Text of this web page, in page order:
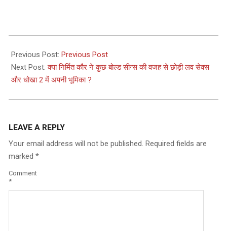
03-
04
Previous Post: Previous Post
Next Post:क्या निर्मित कौर ने कुछ बोल्ड सीन्स की वजह से छोड़ी लव सेक्स
और धोखा 2 में अपनी भूमिका ?
LEAVE A REPLY
Your email address will not be published. Required fields are
marked *
Comment
*